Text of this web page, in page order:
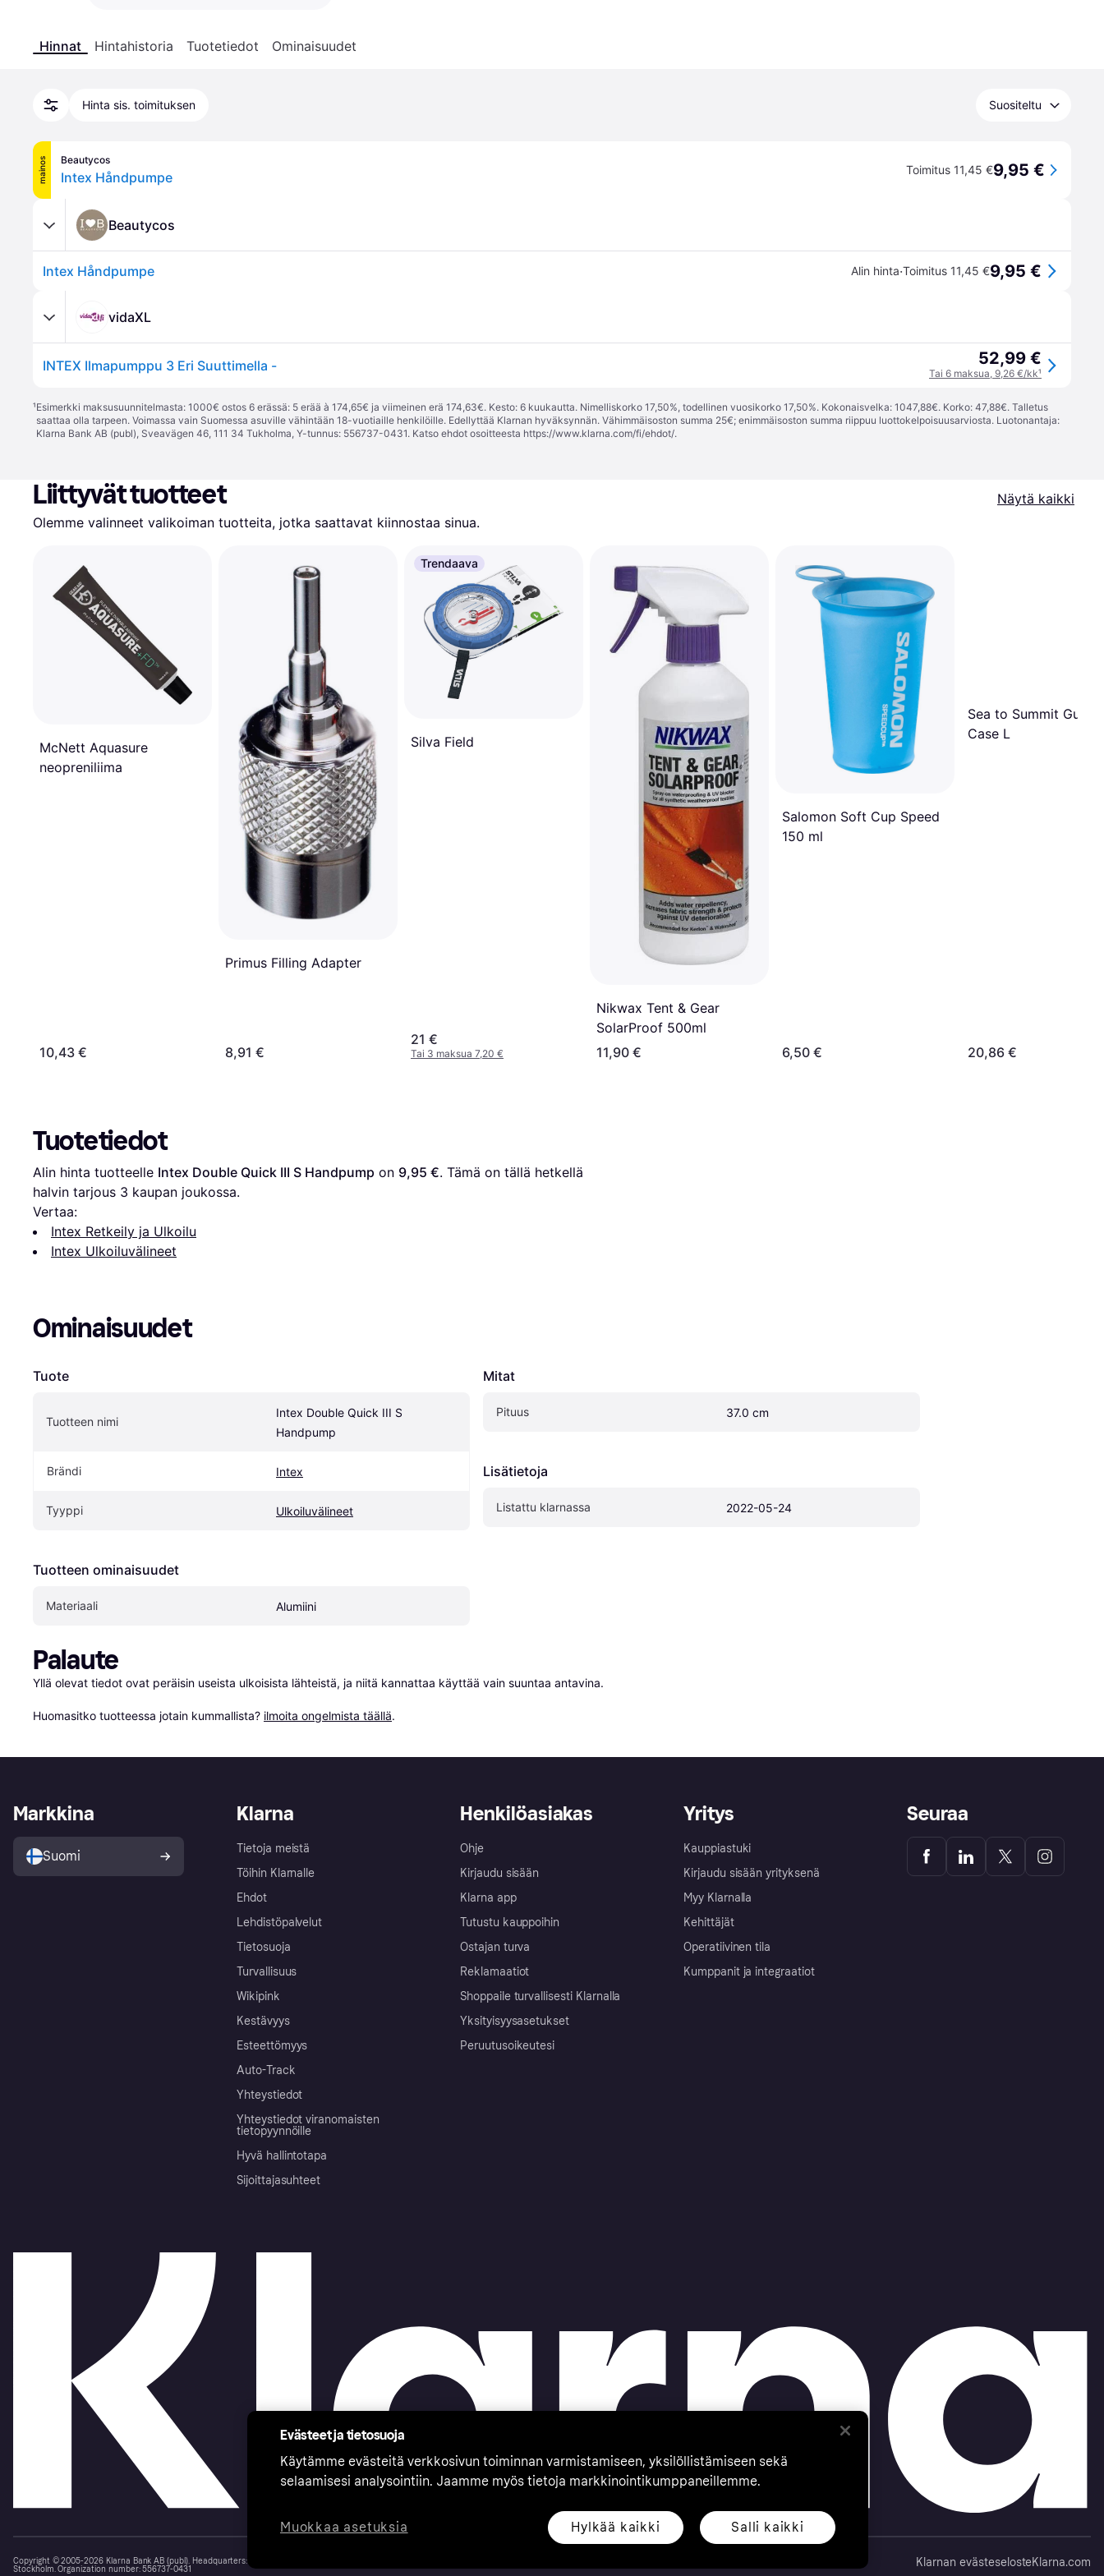
Hinnat Hintahistoria Tuotetiedot Ominaisuudet
Hinta sis. toimituksen Suositeltu
mainos Beautycos
Intex Håndpumpe Toimitus 11,45 €9,95 €
Beautycos
Intex Håndpumpe Alin hinta·Toimitus 11,45 €9,95 €
vidaXL
INTEX Ilmapumppu 3 Eri Suuttimella - 52,99 €
Tai 6 maksua, 9,26 €/kk¹
¹Esimerkki maksusuunnitelmasta: 1000€ ostos 6 erässä: 5 erää à 174,65€ ja viimeinen erä 174,63€. Kesto: 6 kuukautta. Nimelliskorko 17,50%, todellinen vuosikorko 17,50%. Kokonaisvelka: 1047,88€. Korko: 47,88€. Talletus
saattaa olla tarpeen. Voimassa vain Suomessa asuville vähintään 18-vuotiaille henkilöille. Edellyttää Klarnan hyväksynnän. Vähimmäisoston summa 25€; enimmäisoston summa riippuu luottokelpoisuusarviosta. Luotonantaja:
Klarna Bank AB (publ), Sveavägen 46, 111 34 Tukholma, Y-tunnus: 556737-0431. Katso ehdot osoitteesta https://www.klarna.com/fi/ehdot/.
Liittyvät tuotteet
Näytä kaikki
Olemme valinneet valikoiman tuotteita, jotka saattavat kiinnostaa sinua.
McNett Aquasure
neopreniliima
10,43 €
Primus Filling Adapter
8,91 €
Trendaava
Silva Field
21 €
Tai 3 maksua 7,20 €
Nikwax Tent & Gear
SolarProof 500ml
11,90 €
Salomon Soft Cup Speed
150 ml
6,50 €
Sea to Summit Guide
Case L
20,86 €
Tuotetiedot
Alin hinta tuotteelle Intex Double Quick III S Handpump on 9,95 €. Tämä on tällä hetkellä
halvin tarjous 3 kaupan joukossa.
Vertaa:
Intex Retkeily ja Ulkoilu
Intex Ulkoiluvälineet
Ominaisuudet
Tuote
Tuotteen nimi
Intex Double Quick III S
Handpump
Brändi Intex
Tyyppi Ulkoiluvälineet
Tuotteen ominaisuudet
Materiaali Alumiini
Mitat
Pituus 37.0 cm
Lisätietoja
Listattu klarnassa 2022-05-24
Palaute
Yllä olevat tiedot ovat peräisin useista ulkoisista lähteistä, ja niitä kannattaa käyttää vain suuntaa antavina.
Huomasitko tuotteessa jotain kummallista? ilmoita ongelmista täällä.
Klarna
Tietoja meistä
Töihin Klarnalle
Ehdot
Lehdistöpalvelut
Tietosuoja
Turvallisuus
Wikipink
Kestävyys
Esteettömyys
Auto-Track
Yhteystiedot
Yhteystiedot viranomaisten
tietopyynnöille
Hyvä hallintotapa
Sijoittajasuhteet
Henkilöasiakas
Ohje
Kirjaudu sisään
Klarna app
Tutustu kauppoihin
Ostajan turva
Reklamaatiot
Shoppaile turvallisesti Klarnalla
Yksityisyysasetukset
Peruutusoikeutesi
Yritys
Kauppiastuki
Kirjaudu sisään yrityksenä
Myy Klarnalla
Kehittäjät
Operatiivinen tila
Kumppanit ja integraatiot
Markkina
Suomi
Seuraa
Copyright © 2005-2026 Klarna Bank AB (publ). Headquarters: Stockholm, Sweden. All rights reserved. Klarna Bank AB (publ). Sveavägen 46, 111 34
Stockholm. Organization number: 556737-0431
Klarnan evästeselosteKlarna.com
Evästeet ja tietosuoja
Käytämme evästeitä verkkosivun toiminnan varmistamiseen, yksilöllistämiseen sekä
selaamisesi analysointiin. Jaamme myös tietoja markkinointikumppaneillemme.
Hylkää kaikki Salli kaikki
Muokkaa asetuksia